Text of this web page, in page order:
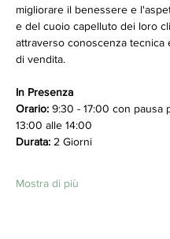
migliorare il benessere e
e del cuoio capelluto dei loro
attraverso conoscenza tecnica
di vendita.
In Presenza
Orario: 9:30 - 17:00 con pausa
13:00 alle 14:00
Durata: 2 Giorni
Mostra di più